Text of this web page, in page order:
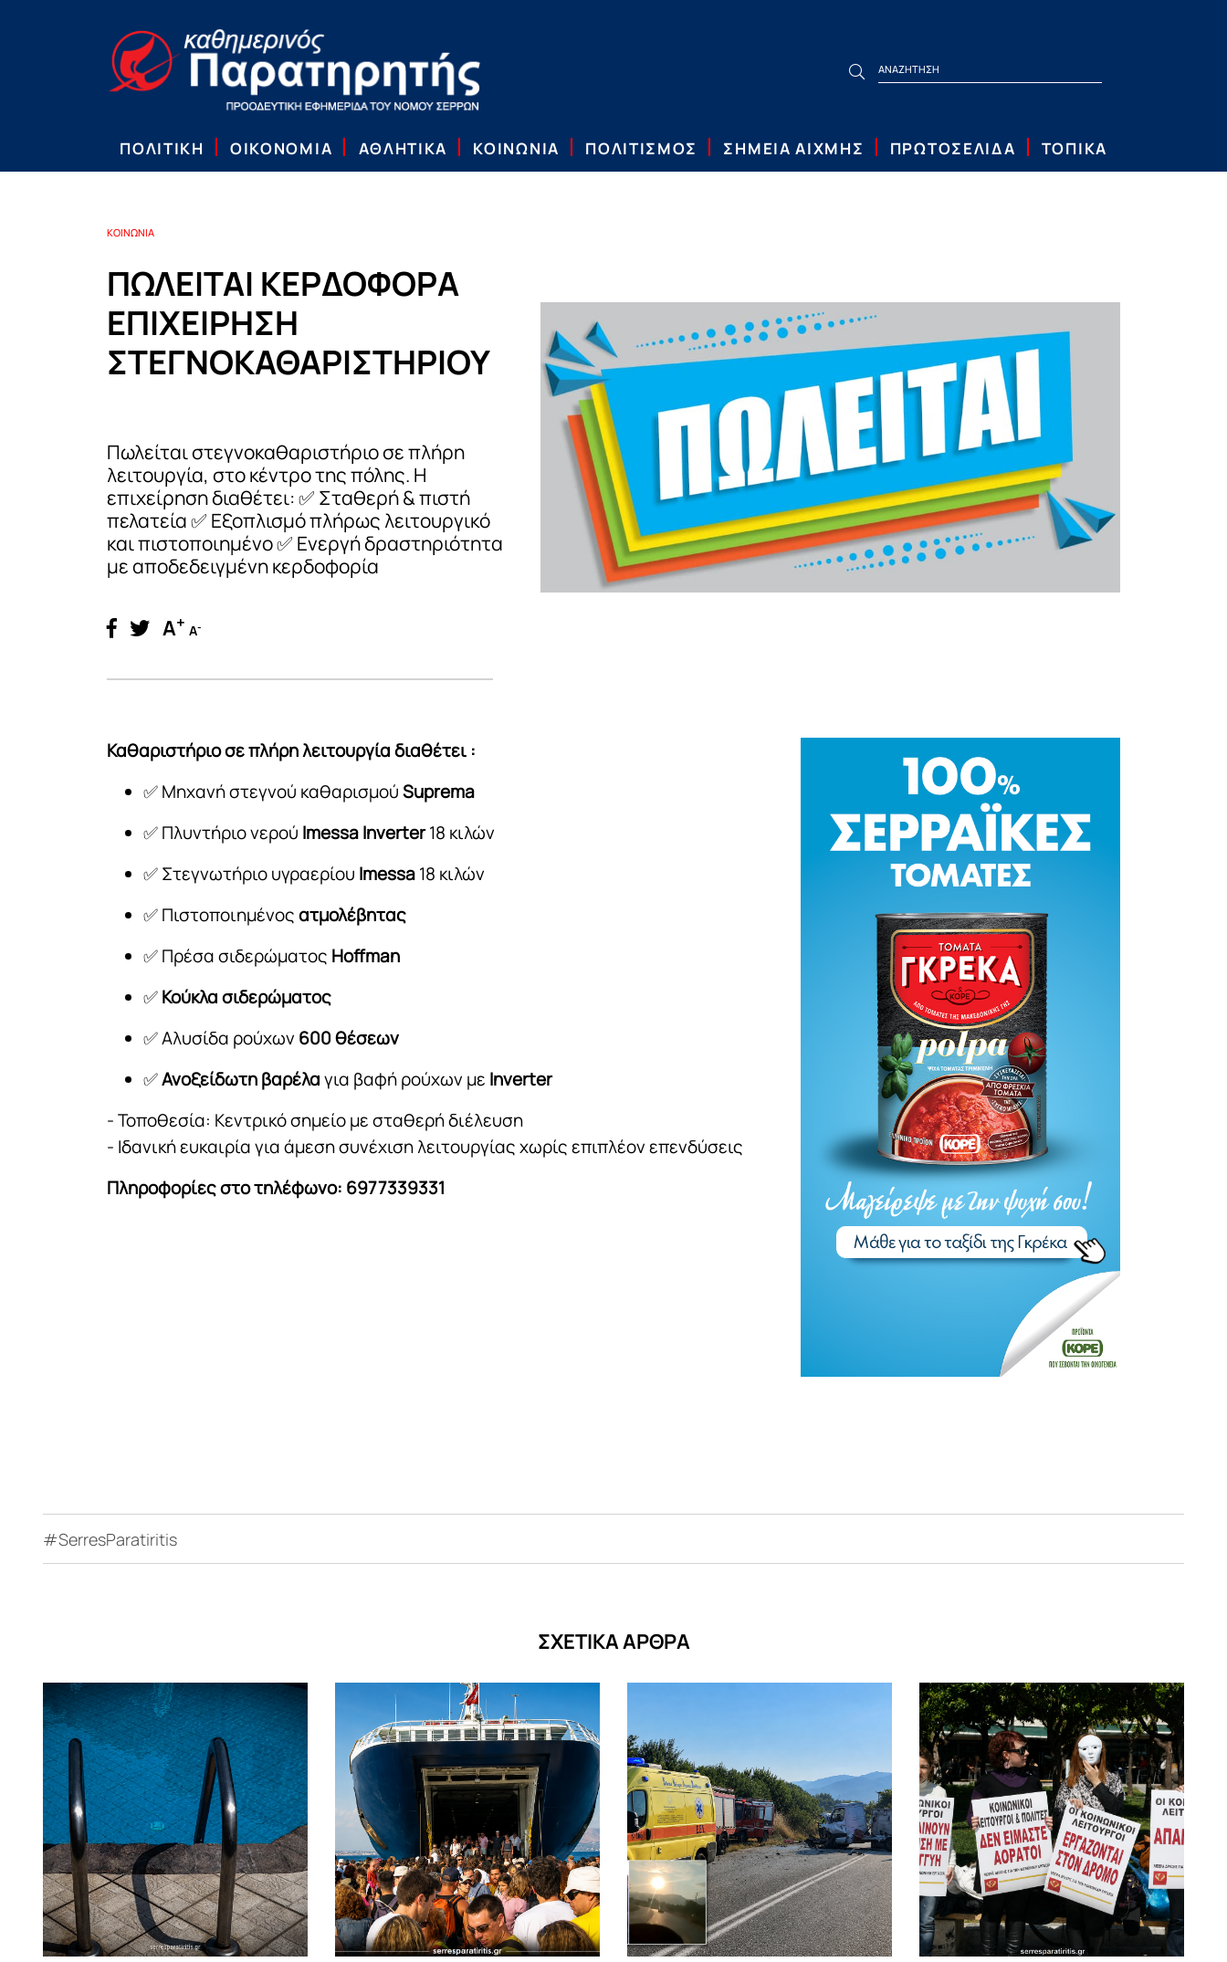
ΠΟΛΙΤΙΚΗ ΟΙΚΟΝΟΜΙΑ ΑΘΛΗΤΙΚΑ ΚΟΙΝΩΝΙΑ ΠΟΛΙΤΙΣΜΟΣ ΣΗΜΕΙΑ ΑΙΧΜΗΣ ΠΡΩΤΟΣΕΛΙΔΑ ΤΟΠΙΚΑ
ΚΟΙΝΩΝΙΑ
ΠΩΛΕΙΤΑΙ ΚΕΡΔΟΦΟΡΑ
ΕΠΙΧΕΙΡΗΣΗ
ΣΤΕΓΝΟΚΑΘΑΡΙΣΤΗΡΙΟΥ
Πωλείται στεγνοκαθαριστήριο σε πλήρη
λειτουργία, στο κέντρο της πόλης. Η
επιχείρηση διαθέτει: ✅ Σταθερή & πιστή
πελατεία ✅ Εξοπλισμό πλήρως λειτουργικό
και πιστοποιημένο ✅ Ενεργή δραστηριότητα
με αποδεδειγμένη κερδοφορία
A+ A-
Καθαριστήριο σε πλήρη λειτουργία διαθέτει :
✅ Μηχανή στεγνού καθαρισμούSuprema
✅ Πλυντήριο νερού Imessa Inverter18 κιλών
✅ Στεγνωτήριο υγραερίου Imessa18 κιλών
✅ Πιστοποιημένοςατμολέβητας
✅ Πρέσα σιδερώματος Hoffman
✅Κούκλα σιδερώματος
✅ Αλυσίδα ρούχων 600 θέσεων
✅Ανοξείδωτη βαρέλαγια βαφή ρούχων με Inverter
- Τοποθεσία: Κεντρικό σημείο με σταθερή διέλευση
- Ιδανική ευκαιρία για άμεση συνέχιση λειτουργίας χωρίς επιπλέον επενδύσεις
Πληροφορίες στο τηλέφωνο: 6977339331
#SerresParatiritis
ΣΧΕΤΙΚΑ ΑΡΘΡΑ